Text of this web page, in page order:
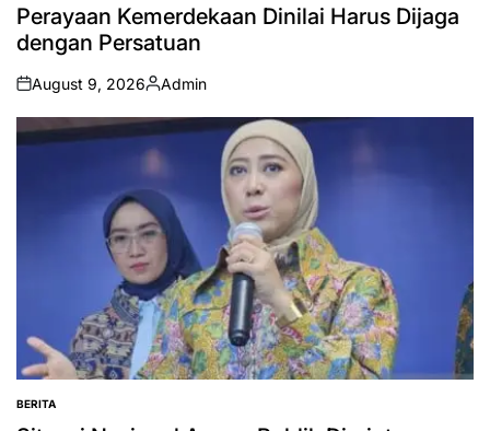
IN
Perayaan Kemerdekaan Dinilai Harus Dijaga
dengan Persatuan
on
August 9, 2026
Posted
by
Admin
POSTED
IN
BERITA